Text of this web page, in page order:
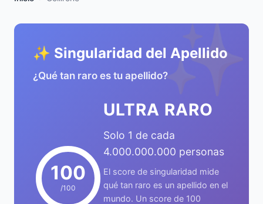
✨
✨ Singularidad del Apellido
¿Qué tan raro es tu apellido?
100
/100
ULTRA RARO
Solo 1 de cada
4.000.000.000 personas
El score de singularidad mide
qué tan raro es un apellido en el
mundo. Un score de 100